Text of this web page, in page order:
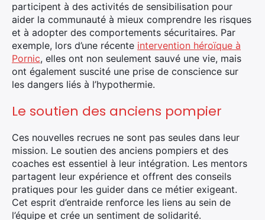
participent à des activités de sensibilisation pour
aider la communauté à mieux comprendre les risques
et à adopter des comportements sécuritaires. Par
exemple, lors d’une récente intervention héroïque à
Pornic, elles ont non seulement sauvé une vie, mais
ont également suscité une prise de conscience sur
les dangers liés à l’hypothermie.
Le soutien des anciens pompier
Ces nouvelles recrues ne sont pas seules dans leur
mission. Le soutien des anciens pompiers et des
coaches est essentiel à leur intégration. Les mentors
partagent leur expérience et offrent des conseils
pratiques pour les guider dans ce métier exigeant.
Cet esprit d’entraide renforce les liens au sein de
l’équipe et crée un sentiment de solidarité.